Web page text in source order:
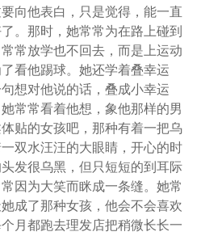
向他表白，只是觉得，能一直
。那时，她常常为在路上碰到
常放学也不回去，而是上运动
看他踢球。她还学着叠幸运
想对他说的话，叠成小幸运
常常看着他想，象他那样的男
体贴的女孩吧，那种有着一把乌
双水汪汪的大眼睛， 开心的时
发很乌黑，但只短短的到耳际
因为大笑而眯成一条缝。她常
成了那种女孩，他会不会喜欢
月都跑去理发店把稍微长长一